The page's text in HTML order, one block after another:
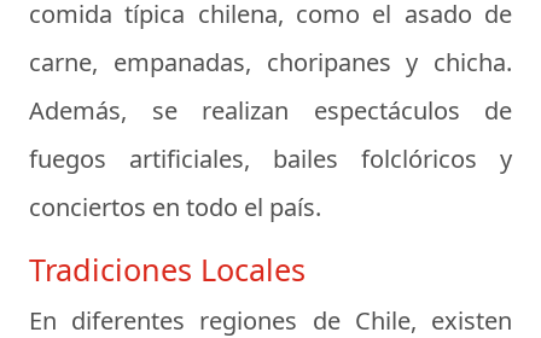
comida típica chilena, como el asado de
carne, empanadas, choripanes y chicha.
Además, se realizan espectáculos de
fuegos artificiales, bailes folclóricos y
conciertos en todo el país.
Tradiciones Locales
En diferentes regiones de Chile, existen